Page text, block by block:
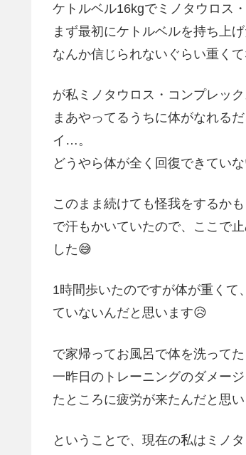
ケトルベル16kgでミノタウロス
まず最初にケトルベルを持ち上
なんか信じられないぐらい重く
が私ミノタウロス・コンプレッ
まあやってるうちに体がなれる
イ…。
どうやら体が全く回復できてい
このまま続けても怪我をするか
で汗もかいていたので、ここで
した😅
1時間歩いたのですが体が重くて
ていないんだと思います😥
で家帰ってお風呂で体を洗って
一昨日のトレーニングのダメー
たところに疲労が来たんだと思い
ということで、現在の私はミノ